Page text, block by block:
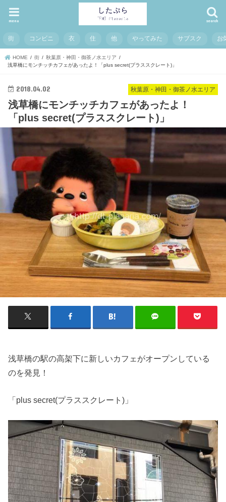
search
menu
街 コンビニ 衣 住 他 やってみた サブスク お
HOME 街
秋葉原・神田・御茶ノ水エリア
浅草橋にモンチッチカフェがあったよ！「plus secret(プラススクレート)」
秋葉原・神田・御茶ノ水エリア
2018.04.02
浅草橋にモンチッチカフェがあったよ！
「plus secret(プラススクレート)」
浅草橋の駅の高架下に新しいカフェがオープンしている
のを発見！
「plus secret(プラススクレート)」